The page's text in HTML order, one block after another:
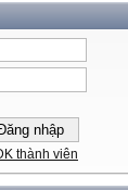
thành viên